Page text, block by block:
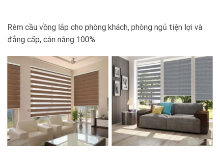
Rèm cầu vồng lắp cho phòng khách, phòng ngủ tiện lợi và
đẳng cấp, cản nắng 100%